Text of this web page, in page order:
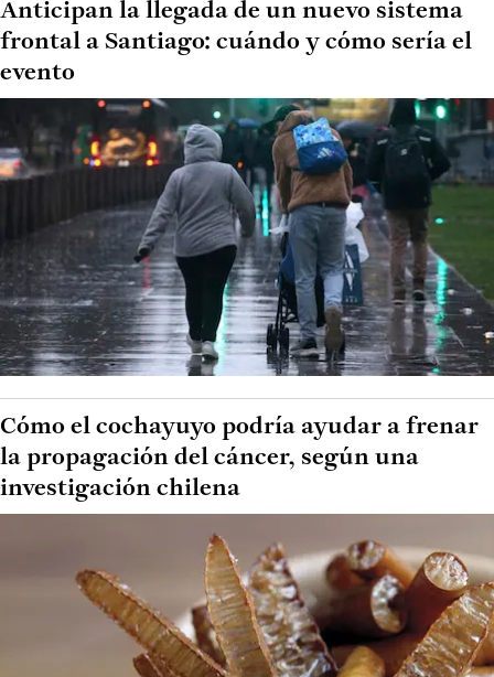
Anticipan la llegada de un nuevo sistema
frontal a Santiago: cuándo y cómo sería el
evento
Cómo el cochayuyo podría ayudar a frenar
la propagación del cáncer, según una
investigación chilena